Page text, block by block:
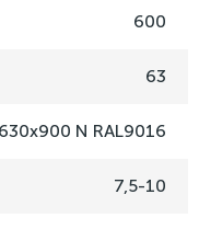
600
63
N RAL9016
7,5-10